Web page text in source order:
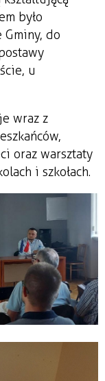
było
Gminy, do
u
wraz z
oraz warsztaty
i szkołach.